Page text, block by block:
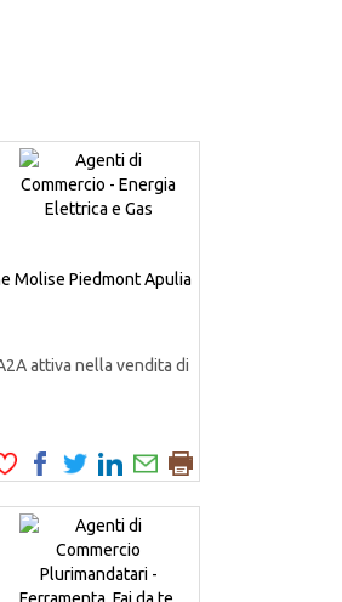
Molise PiedmontApulia
attiva nella vendita di